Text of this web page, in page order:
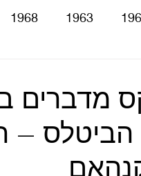
1963
1968
A
Sgt.
Tour
מדברים